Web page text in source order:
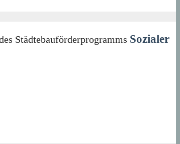
Städtebauförderprogramms Sozialer